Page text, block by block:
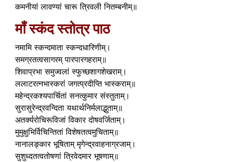
कमनीयां लावण्यां चारू त्रिवली नितम्बनीम्॥
माँ स्कंद स्तोत्र पाठ
नमामि स्कन्दमाता स्कन्दधारिणीम्।
समग्रतत्वसागरम् पारपारगहराम्॥
शिवाप्रभा समुज्वलां स्फुच्छशागशेखराम्।
ललाटरत्नभास्करां जगत्प्रदीप्ति भास्कराम्॥
महेन्द्रकश्यपार्चितां सनत्कुमार संस्तुताम्।
सुरासुरेन्द्रवन्दिता यथार्थनिर्मलाद्भुताम्॥
अतर्क्यरोचिरूविजां विकार दोषवर्जिताम्।
मुमुक्षुभिर्विचिन्तितां विशेषतत्वमुचिताम्॥
नानालङ्कार भूषिताम् मृगेन्द्रवाहनाग्रजाम्।
सुशुध्दतत्वतोषणां त्रिवेदमार भूषणाम्॥